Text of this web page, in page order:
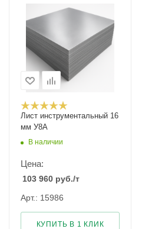
Лист инструментальный 16
мм У8А
В наличии
Цена:
103 960 руб./т
Арт.: 15986
КУПИТЬ В 1 КЛИК